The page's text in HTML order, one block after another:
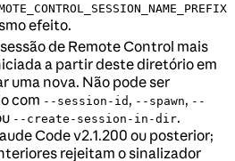
efeito.
de Remote Control mais
a partir deste diretório em
uma nova. Não pode ser
com --session-id , --spawn, --
--create-session-in-dir.
Code v2.1.200 ou posterior;
rejeitam o sinalizador